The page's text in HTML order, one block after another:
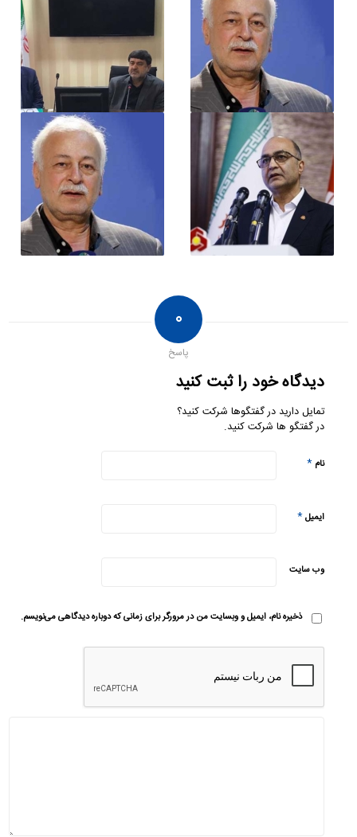
۰
پاسخ
دیدگاه خود را ثبت کنید
تمایل دارید در گفتگوها شرکت کنید؟
در گفتگو ها شرکت کنید.
نام*
ایمیل*
وب‌ سایت
ذخیره نام، ایمیل و وبسایت من در مرورگر برای زمانی که دوباره دیدگاهی می‌نویسم.